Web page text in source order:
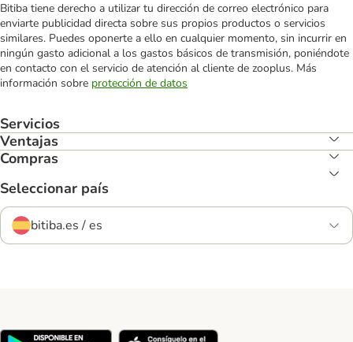
Bitiba tiene derecho a utilizar tu dirección de correo electrónico para
enviarte publicidad directa sobre sus propios productos o servicios
similares. Puedes oponerte a ello en cualquier momento, sin incurrir en
ningún gasto adicional a los gastos básicos de transmisión, poniéndote
en contacto con el servicio de atención al cliente de zooplus. Más
información sobre protección de datos
Servicios
Ventajas
Compras
Seleccionar país
bitiba.es / es